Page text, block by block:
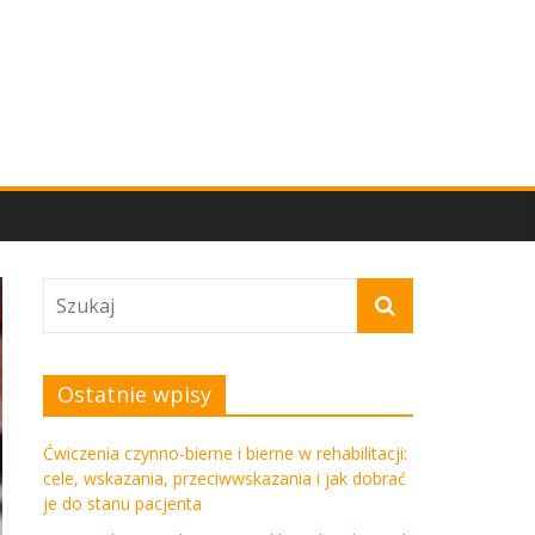
Ostatnie wpisy
Ćwiczenia czynno-bierne i bierne w rehabilitacji:
cele, wskazania, przeciwwskazania i jak dobrać
je do stanu pacjenta